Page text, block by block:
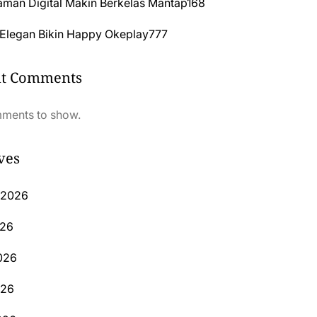
Digital Makin Berkelas Mantap168
Bikin Happy Okeplay777
Comments
to show.